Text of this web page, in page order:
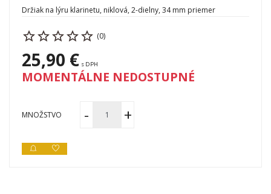
Držiak na lýru klarinetu, niklová, 2-dielny, 34 mm priemer
(0)
25,90 € s DPH
MOMENTÁLNE NEDOSTUPNÉ
MNOŽSTVO